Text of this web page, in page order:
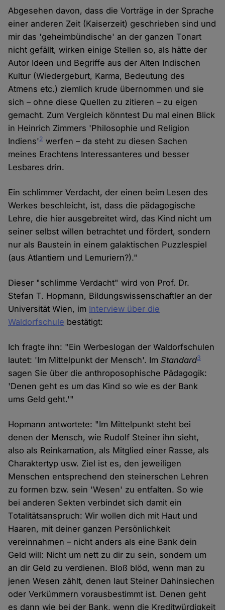
Abgesehen davon, dass die Vorträge in der Sprache
einer anderen Zeit (Kaiserzeit) geschrieben sind und
mir das 'geheimbündische' an der ganzen Tonart
nicht gefällt, wirken einige Stellen so, als hätte der
Autor Ideen und Begriffe aus der Alten Indischen
Kultur (Wiedergeburt, Karma, Bedeutung des
Atmens etc.) ziemlich krude übernommen und sie
sich – ohne diese Quellen zu zitieren – zu eigen
gemacht. Zum Vergleich könntest Du mal einen Blick
in Heinrich Zimmers 'Philosophie und Religion
Indiens'2 werfen – da steht zu diesen Sachen
meines Erachtens Interessanteres und besser
Lesbares drin.
Ein schlimmer Verdacht, der einen beim Lesen des
Werkes beschleicht, ist, dass die pädagogische
Lehre, die hier ausgebreitet wird, das Kind nicht um
seiner selbst willen betrachtet und fördert, sondern
nur als Baustein in einem galaktischen Puzzlespiel
(aus Atlantiern und Lemuriern?)."
Dieser "schlimme Verdacht" wird von Prof. Dr.
Stefan T. Hopmann, Bildungswissenschaftler an der
Universität Wien, im Interview über die
Waldorfschule bestätigt:
Ich fragte ihn: "Ein Werbeslogan der Waldorfschulen
lautet: 'Im Mittelpunkt der Mensch'. ImStandard3
sagen Sie über die anthroposophische Pädagogik:
'Denen geht es um das Kind so wie es der Bank
ums Geld geht.'"
Hopmann antwortete: "Im Mittelpunkt steht bei
denen der Mensch, wie Rudolf Steiner ihn sieht,
also als Reinkarnation, als Mitglied einer Rasse, als
Charaktertyp usw. Ziel ist es, den jeweiligen
Menschen entsprechend den steinerschen Lehren
zu formen bzw. sein 'Wesen' zu entfalten. So wie
bei anderen Sekten verbindet sich damit ein
Totalitätsanspruch: Wir wollen dich mit Haut und
Haaren, mit deiner ganzen Persönlichkeit
vereinnahmen – nicht anders als eine Bank dein
Geld will: Nicht um nett zu dir zu sein, sondern um
an dir Geld zu verdienen. Bloß blöd, wenn man zu
jenen Wesen zählt, denen laut Steiner Dahinsiechen
oder Verkümmern vorausbestimmt ist. Denen geht
es dann wie bei der Bank, wenn die Kreditwürdigkeit